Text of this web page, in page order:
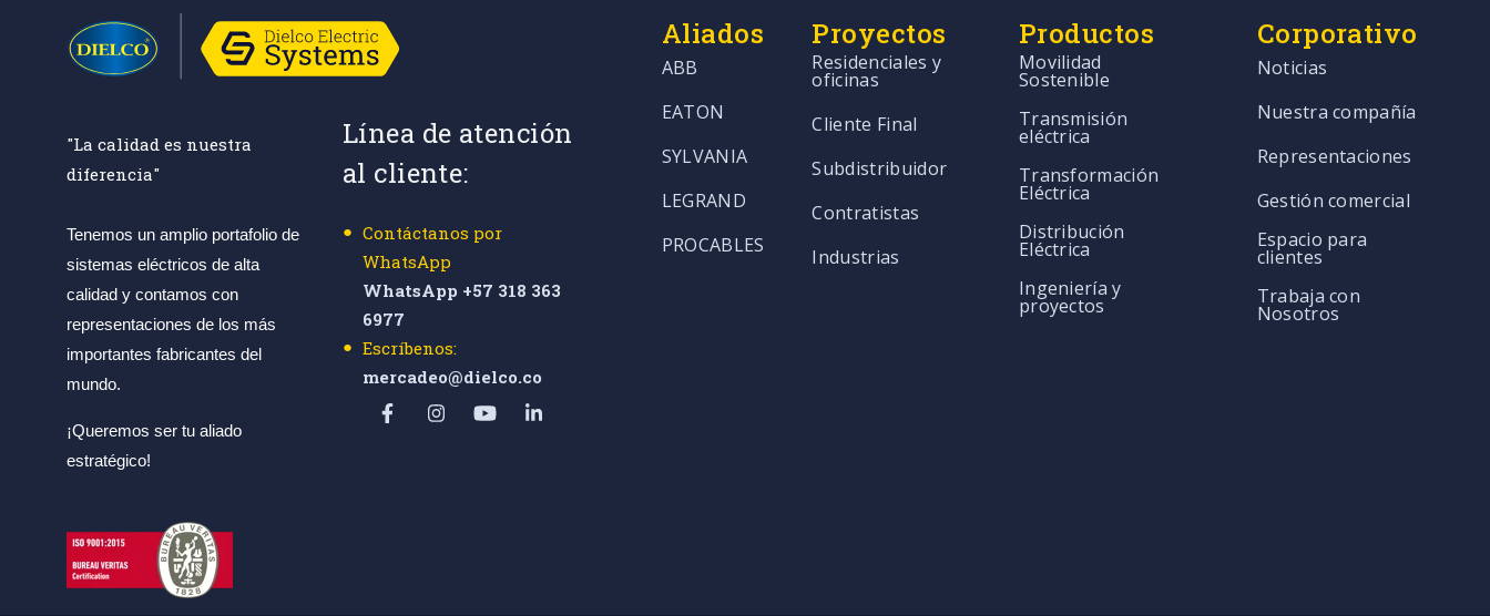
"La calidad es nuestra
diferencia"
Tenemos un amplio portafolio de
sistemas eléctricos de alta
calidad y contamos con
representaciones de los más
importantes fabricantes del
mundo.
¡Queremos ser tu aliado
estratégico!
Línea de atención
al cliente:
Contáctanos por
WhatsApp
WhatsApp +57 318 363
6977
Escríbenos:
mercadeo@dielco.co
Aliados Proyectos
ABB
EATON
SYLVANIA
LEGRAND
PROCABLES
Residenciales y
oficinas
Cliente Final
Subdistribuidor
Contratistas
Industrias
Productos
Movilidad
Sostenible
Transmisión
eléctrica
Transformación
Eléctrica
Distribución
Eléctrica
Ingeniería y
proyectos
Corporativo
Noticias
Nuestra compañía
Representaciones
Gestión comercial
Espacio para
clientes
Trabaja con
Nosotros